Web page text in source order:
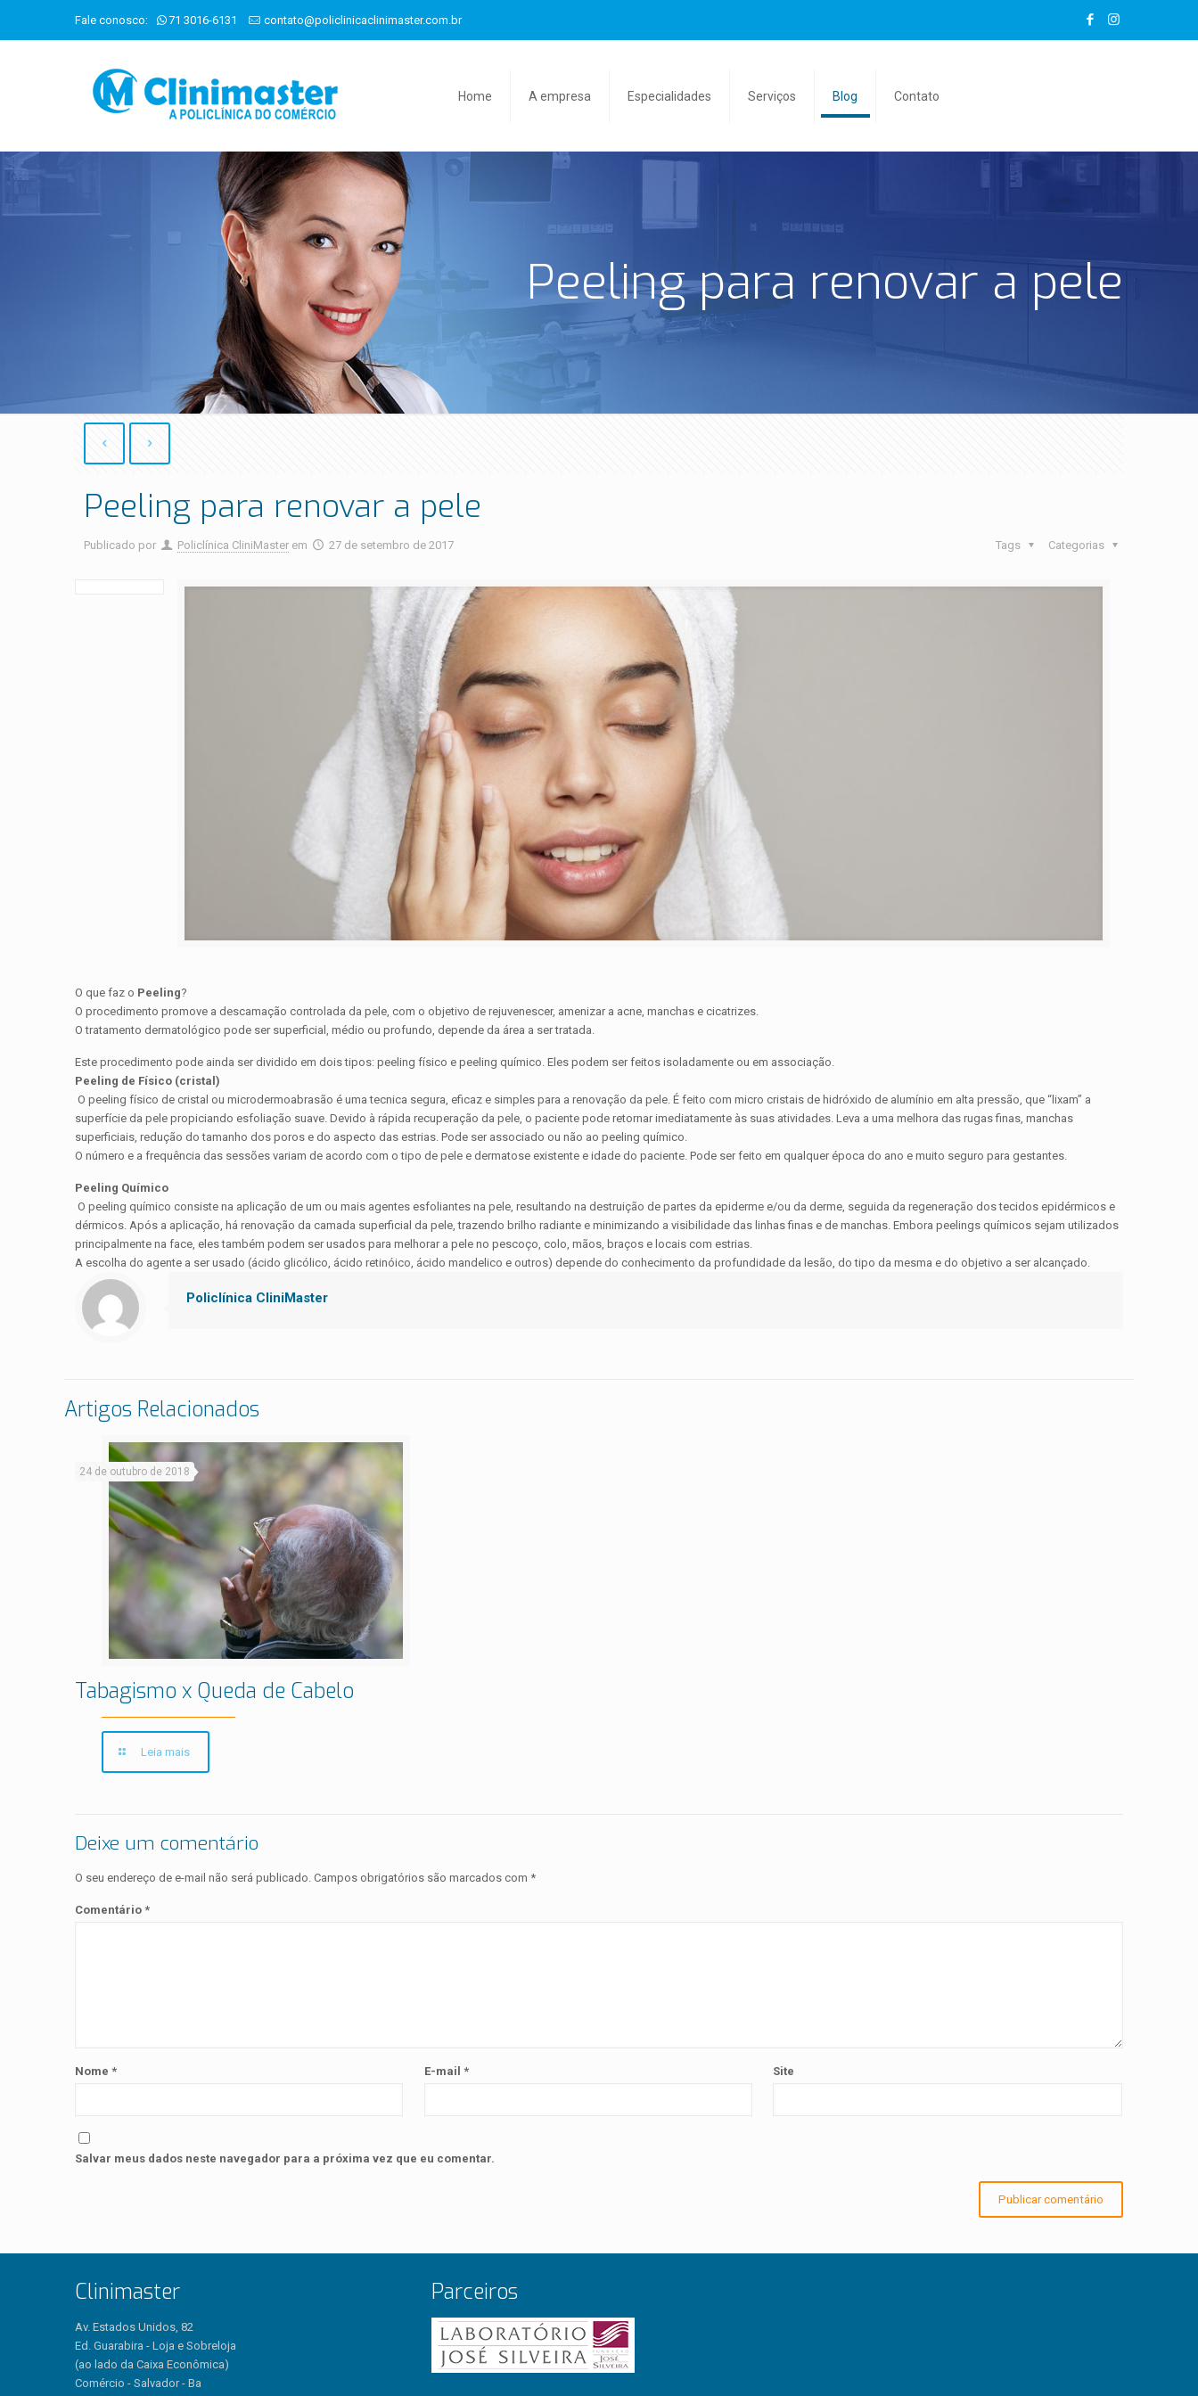
Fale conosco: 71 3016-6131 contato@policlinicaclinimaster.com.br
Home A empresa Especialidades Serviços Blog Contato
Peeling para renovar a pele
Peeling para renovar a pele
Publicado por Policlínica CliniMaster em 27 de setembro de 2017 Categorias
Tags
O que faz o Peeling?
O procedimento promove a descamação controlada da pele, com o objetivo de rejuvenescer, amenizar a acne, manchas e cicatrizes.
O tratamento dermatológico pode ser superficial, médio ou profundo, depende da área a ser tratada.
Este procedimento pode ainda ser dividido em dois tipos: peeling físico e peeling químico. Eles podem ser feitos isoladamente ou em associação.
Peeling de Físico (cristal)
O peeling físico de cristal ou microdermoabrasão é uma tecnica segura, eficaz e simples para a renovação da pele. É feito com micro cristais de hidróxido de alumínio em alta pressão, que “lixam” a
superfície da pele propiciando esfoliação suave. Devido à rápida recuperação da pele, o paciente pode retornar imediatamente às suas atividades. Leva a uma melhora das rugas finas, manchas
superficiais, redução do tamanho dos poros e do aspecto das estrias. Pode ser associado ou não ao peeling químico.
O número e a frequência das sessões variam de acordo com o tipo de pele e dermatose existente e idade do paciente. Pode ser feito em qualquer época do ano e muito seguro para gestantes.
Peeling Químico
O peeling químico consiste na aplicação de um ou mais agentes esfoliantes na pele, resultando na destruição de partes da epiderme e/ou da derme, seguida da regeneração dos tecidos epidérmicos e
dérmicos. Após a aplicação, há renovação da camada superficial da pele, trazendo brilho radiante e minimizando a visibilidade das linhas finas e de manchas. Embora peelings químicos sejam utilizados
principalmente na face, eles também podem ser usados para melhorar a pele no pescoço, colo, mãos, braços e locais com estrias.
A escolha do agente a ser usado (ácido glicólico, ácido retinóico, ácido mandelico e outros) depende do conhecimento da profundidade da lesão, do tipo da mesma e do objetivo a ser alcançado.
Policlínica CliniMaster
Artigos Relacionados
24 de outubro de 2018
Tabagismo x Queda de Cabelo
Leia mais
Deixe um comentário
O seu endereço de e-mail não será publicado. Campos obrigatórios são marcados com *
Comentário *
Nome * E-mail * Site
Salvar meus dados neste navegador para a próxima vez que eu comentar.
Clinimaster
Av. Estados Unidos, 82
Ed. Guarabira - Loja e Sobreloja
(ao lado da Caixa Econômica)
Comércio - Salvador - Ba
Parceiros